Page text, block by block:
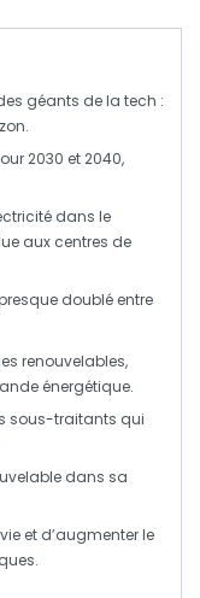
géants de la tech :
.
2030 et 2040,
dans le
aux centres de
doublé entre
renouvelables,
énergétique.
sous-traitants qui
dans sa
et d’augmenter le
.